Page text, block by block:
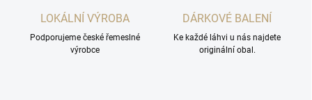
LOKÁLNÍ VÝROBA
Podporujeme české řemeslné
výrobce
DÁRKOVÉ BALENÍ
Ke každé láhvi u nás najdete
originální obal.